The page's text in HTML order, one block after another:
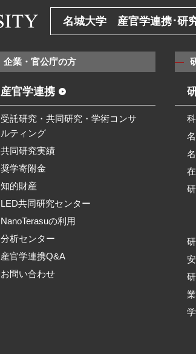
名城大学 産官学連携･研
企業・官公庁の方
産官学連携
受託研究・共同研究・学術コンサ
ルティング
共同研究実績
奨学寄附金
知的財産
LED共同研究センター
NanoTerasuの利用
分析センター
産官学連携Q&A
お問い合わせ